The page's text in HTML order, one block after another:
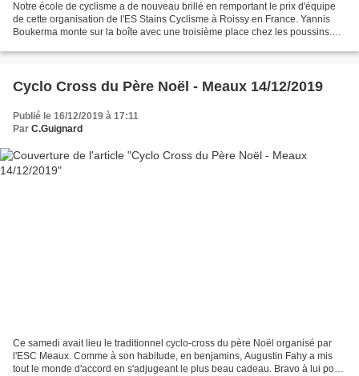
Notre école de cyclisme a de nouveau brillé en remportant le prix d'équipe
de cette organisation de l'ES Stains Cyclisme à Roissy en France. Yannis
Boukerma monte sur la boîte avec une troisième place chez les poussins.
Cyclo Cross du Père Noël - Meaux 14/12/2019
Publié le 16/12/2019 à 17:11
Par C.Guignard
Ce samedi avait lieu le traditionnel cyclo-cross du père Noël organisé par
l'ESC Meaux. Comme à son habitude, en benjamins, Augustin Fahy a mis
tout le monde d'accord en s'adjugeant le plus beau cadeau. Bravo à lui pour